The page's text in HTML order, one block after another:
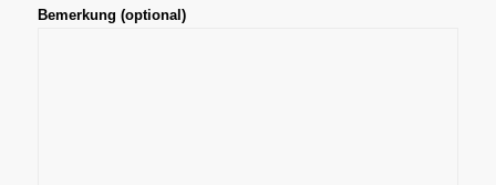
Bemerkung (optional)